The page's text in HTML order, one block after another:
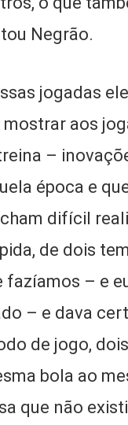
Negrão.
jogadas
aos
–
época e
difícil
de dois
fazíamos – e
– e dava
de jogo,
bola ao
que não